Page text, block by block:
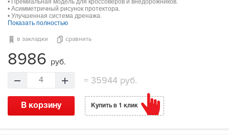
• Премиальная модель для кроссоверов и внедорожников.
• Асимметричный рисунок протектора.
• Улучшенная система дренажа.
Показать полностью
в закладки сравнить
8986 руб.
4 =35944 руб.
В корзину Купить в 1 клик